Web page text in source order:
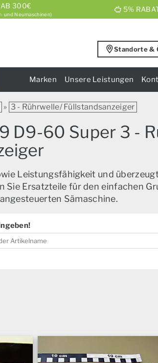
AB 300€
und Neumaschinen)
5%
Standorte &
Marken Unsere Leistungen
» 3 - Rührwelle/ Füllstandsanzeiger
D9-60 Super 3 -
Leistungsfähigkeit und
Ersatzteile für den einfachen
Sämaschine.